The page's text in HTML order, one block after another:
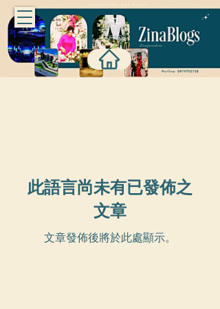
此語言尚未有已發佈之
文章
文章發佈後將於此處顯示。